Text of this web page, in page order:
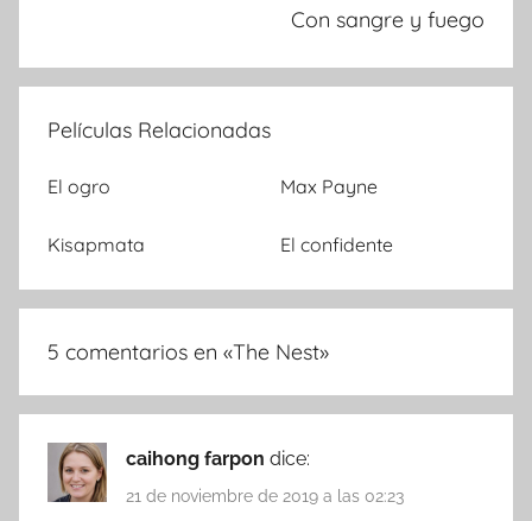
Con sangre y fuego
Películas Relacionadas
El ogro Max Payne
Kisapmata El confidente
5 comentarios en «The Nest»
caihong farpon dice:
21 de noviembre de 2019 a las 02:23